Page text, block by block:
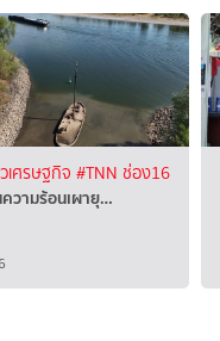
เศรษฐกิจ #TNN ช่อง16
วามร้อนเผายุ…